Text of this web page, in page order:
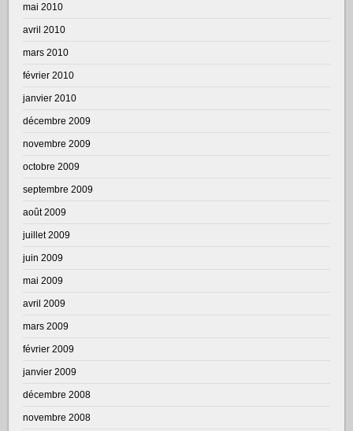
mai 2010
avril 2010
mars 2010
février 2010
janvier 2010
décembre 2009
novembre 2009
octobre 2009
septembre 2009
août 2009
juillet 2009
juin 2009
mai 2009
avril 2009
mars 2009
février 2009
janvier 2009
décembre 2008
novembre 2008